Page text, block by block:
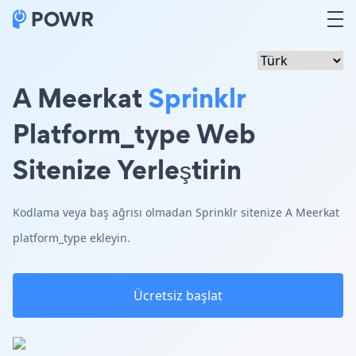
A MeerkatSprinklr
Platform_type Web
Sitenize Yerleştirin
Kodlama veya baş ağrısı olmadan Sprinklr sitenize A Meerkat
platform_type ekleyin.
Ücretsiz başlat